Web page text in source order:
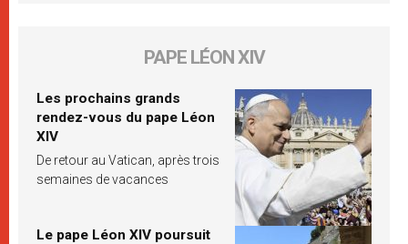
PAPE LÉON XIV
Les prochains grands
rendez-vous du pape Léon
XIV
De retour au Vatican, après trois
semaines de vacances
Le pape Léon XIV poursuit